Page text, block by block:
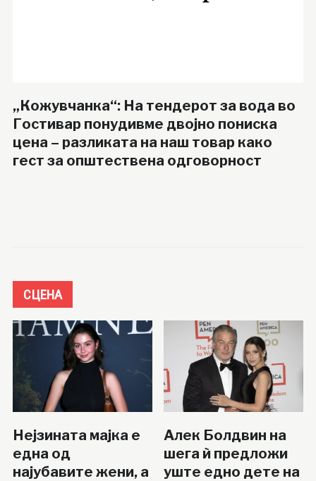
„Кожувчанка“: На тендерот за вода во
Гостивар понудивме двојно пониска
цена – разликата на наш товар како
гест за општествена одговорност
СЦЕНА
Нејзината мајка е
една од
најубавите жени, а
Алек Болдвин на
шега ѝ предложи
уште едно дете на